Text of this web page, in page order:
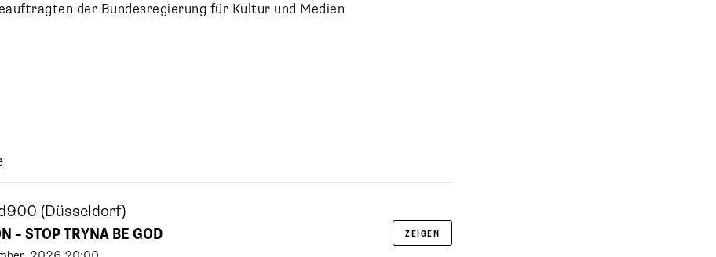
der Bundesregierung für Kultur und Medien
(Düsseldorf)
– STOP TRYNA BE GOD
ZEIGEN